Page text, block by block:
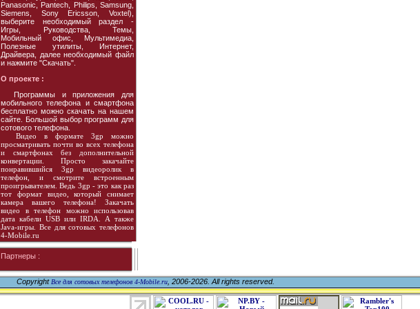
Panasonic, Pantech, Philips, Samsung,
Siemens, Sony Ericsson, Voxtel),
выберите необходимый раздел -
Игры, Руководства, Темы,
Мобильный офис, Мультимедиа,
Полезные утилиты, Интернет,
Драйвера, далее необходимый файл
и нажмите "Скачать".
О проекте :
Программы и приложения для
мобильного телефона и смартфона
бесплатно можно скачать на нашем
сайте. Большой выбор программ для
сотового телефона.
Видео в формате 3gp можно
просматривать почти во всех телефона
и смартфонах без дополнительной
конвертации. Просто закачайте
понравившийся 3gp видеоролик в
телефон, и смотрите встроенным
проигрывателем. Ведь 3gp - это как раз
тот формат видео, который снимает
камера вашего телефона! Закачать
видео в телефон можно использовав
дата кабели USB или IRDA. А также
Java-игры. Все для сотовых телефонов
4-Mobile.ru
Партнеры :
Copyright Все для сотовых телефонов 4-Mobile.ru, 2006-2026. All rights reserved.